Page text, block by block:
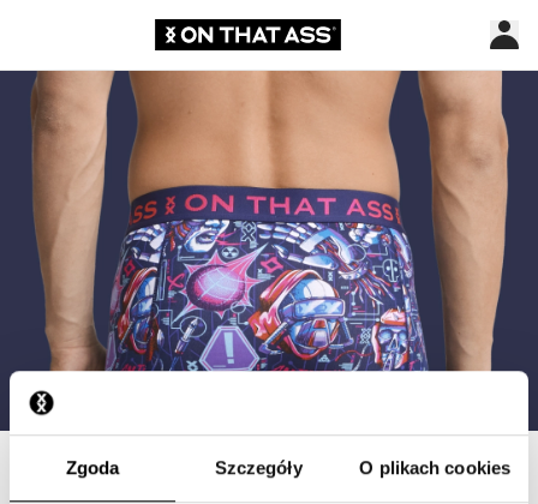
Zgoda Szczegóły O plikach cookies
Anulowanie subskrypcji ON